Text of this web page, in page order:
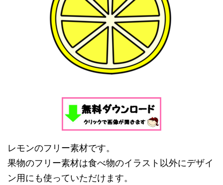
レモンのフリー素材です。
果物のフリー素材は食べ物のイラスト以外にデザイ
ン用にも使っていただけます。